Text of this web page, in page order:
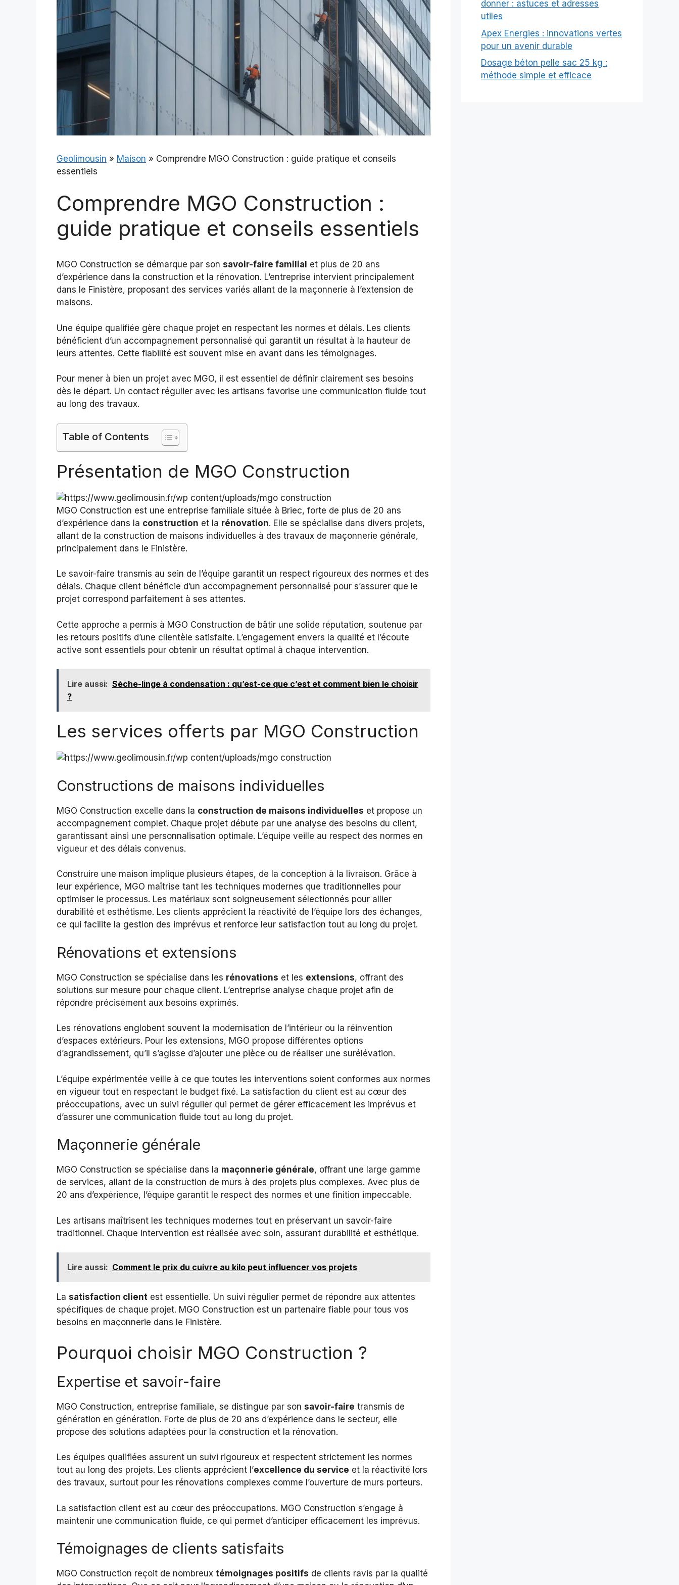
Geolimousin » Maison » Comprendre MGO Construction : guide pratique et conseils
essentiels
Comprendre MGO Construction :
guide pratique et conseils essentiels
MGO Construction se démarque par son savoir-faire familial et plus de 20 ans
d’expérience dans la construction et la rénovation. L’entreprise intervient principalement
dans le Finistère, proposant des services variés allant de la maçonnerie à l’extension de
maisons.
Une équipe qualifiée gère chaque projet en respectant les normes et délais. Les clients
bénéficient d’un accompagnement personnalisé qui garantit un résultat à la hauteur de
leurs attentes. Cette fiabilité est souvent mise en avant dans les témoignages.
Pour mener à bien un projet avec MGO, il est essentiel de définir clairement ses besoins
dès le départ. Un contact régulier avec les artisans favorise une communication fluide tout
au long des travaux.
Table of Contents
Présentation de MGO Construction
MGO Construction est une entreprise familiale située à Briec, forte de plus de 20 ans
d’expérience dans la construction et la rénovation. Elle se spécialise dans divers projets,
allant de la construction de maisons individuelles à des travaux de maçonnerie générale,
principalement dans le Finistère.
Le savoir-faire transmis au sein de l’équipe garantit un respect rigoureux des normes et des
délais. Chaque client bénéficie d’un accompagnement personnalisé pour s’assurer que le
projet correspond parfaitement à ses attentes.
Cette approche a permis à MGO Construction de bâtir une solide réputation, soutenue par
les retours positifs d’une clientèle satisfaite. L’engagement envers la qualité et l’écoute
active sont essentiels pour obtenir un résultat optimal à chaque intervention.
Lire aussi: Sèche-linge à condensation : qu’est-ce que c’est et comment bien le choisir
?
Les services offerts par MGO Construction
Constructions de maisons individuelles
MGO Construction excelle dans la construction de maisons individuelles et propose un
accompagnement complet. Chaque projet débute par une analyse des besoins du client,
garantissant ainsi une personnalisation optimale. L’équipe veille au respect des normes en
vigueur et des délais convenus.
Construire une maison implique plusieurs étapes, de la conception à la livraison. Grâce à
leur expérience, MGO maîtrise tant les techniques modernes que traditionnelles pour
optimiser le processus. Les matériaux sont soigneusement sélectionnés pour allier
durabilité et esthétisme. Les clients apprécient la réactivité de l’équipe lors des échanges,
ce qui facilite la gestion des imprévus et renforce leur satisfaction tout au long du projet.
Rénovations et extensions
MGO Construction se spécialise dans les rénovations et les extensions, offrant des
solutions sur mesure pour chaque client. L’entreprise analyse chaque projet afin de
répondre précisément aux besoins exprimés.
Les rénovations englobent souvent la modernisation de l’intérieur ou la réinvention
d’espaces extérieurs. Pour les extensions, MGO propose différentes options
d’agrandissement, qu’il s’agisse d’ajouter une pièce ou de réaliser une surélévation.
L’équipe expérimentée veille à ce que toutes les interventions soient conformes aux normes
en vigueur tout en respectant le budget fixé. La satisfaction du client est au cœur des
préoccupations, avec un suivi régulier qui permet de gérer efficacement les imprévus et
d’assurer une communication fluide tout au long du projet.
Maçonnerie générale
MGO Construction se spécialise dans la maçonnerie générale, offrant une large gamme
de services, allant de la construction de murs à des projets plus complexes. Avec plus de
20 ans d’expérience, l’équipe garantit le respect des normes et une finition impeccable.
Les artisans maîtrisent les techniques modernes tout en préservant un savoir-faire
traditionnel. Chaque intervention est réalisée avec soin, assurant durabilité et esthétique.
Lire aussi: Comment le prix du cuivre au kilo peut influencer vos projets
La satisfaction client est essentielle. Un suivi régulier permet de répondre aux attentes
spécifiques de chaque projet. MGO Construction est un partenaire fiable pour tous vos
besoins en maçonnerie dans le Finistère.
Pourquoi choisir MGO Construction ?
Expertise et savoir-faire
MGO Construction, entreprise familiale, se distingue par son savoir-faire transmis de
génération en génération. Forte de plus de 20 ans d’expérience dans le secteur, elle
propose des solutions adaptées pour la construction et la rénovation.
Les équipes qualifiées assurent un suivi rigoureux et respectent strictement les normes
tout au long des projets. Les clients apprécient l’excellence du service et la réactivité lors
des travaux, surtout pour les rénovations complexes comme l’ouverture de murs porteurs.
La satisfaction client est au cœur des préoccupations. MGO Construction s’engage à
maintenir une communication fluide, ce qui permet d’anticiper efficacement les imprévus.
Témoignages de clients satisfaits
MGO Construction reçoit de nombreux témoignages positifs de clients ravis par la qualité
donner : astuces et adresses
utiles
Apex Energies : innovations vertes
pour un avenir durable
Dosage béton pelle sac 25 kg :
méthode simple et efficace